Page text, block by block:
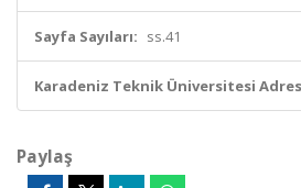
Sayfa Sayıları: ss.41
Karadeniz Teknik Üniversitesi
Paylaş